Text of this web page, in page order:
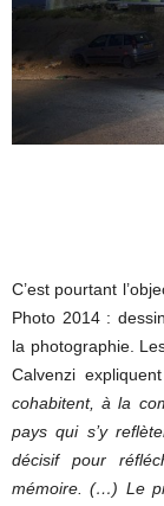
C’est pourtant
Photo 2014 :
la photographie.
Calvenzi
cohabitent, à la
pays qui s’y
décisif pour
mémoire. (…) Le